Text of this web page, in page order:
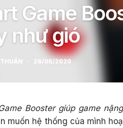
Game
như gió
· 26/05/2020
Booster giúp game
muốn hệ thống của mình